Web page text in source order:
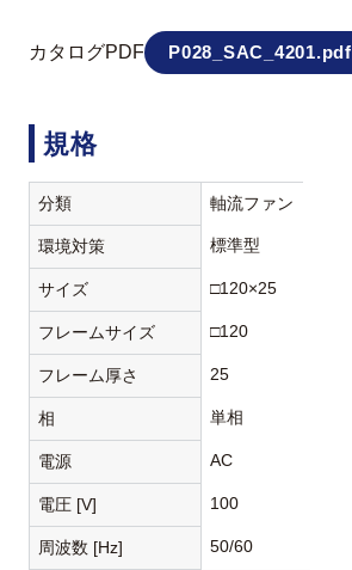
カタログPDF P028_SAC_4201.pdf
規格
分類 軸流ファン
環境対策 標準型
サイズ □120×25
フレームサイズ □120
フレーム厚さ 25
相 単相
電源 AC
電圧 [V] 100
周波数 [Hz] 50/60